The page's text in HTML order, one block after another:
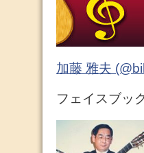
加藤 雅夫
フェイスブッ